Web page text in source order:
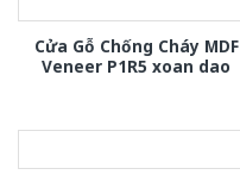
Cửa Gỗ Chống Cháy MDF
Veneer P1R5 xoan dao